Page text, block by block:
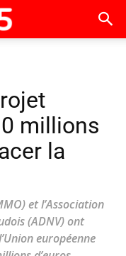
millions
la
et l’Association
(ADNV) ont
européenne